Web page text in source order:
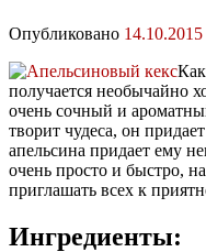
Опубликовано 14.10.2015
получается необычайно
очень сочный и
творит чудеса, он
апельсина придает ему
очень просто и быстро,
приглашать всех к
Ингредиенты: